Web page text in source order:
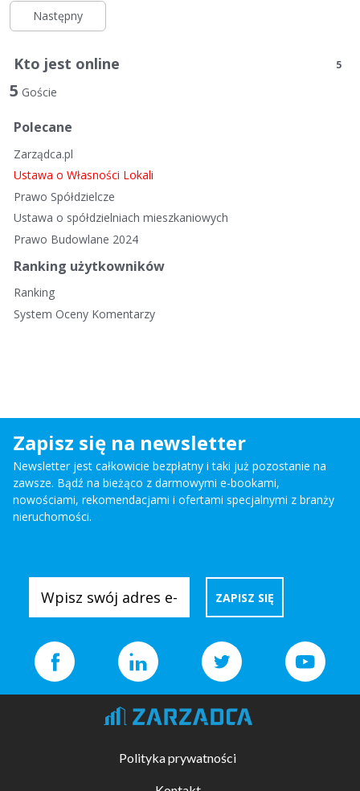
Następny
Kto jest online 5
5 Goście
Polecane
Zarządca.pl
Ustawa o Własności Lokali
Prawo Spółdzielcze
Ustawa o spółdzielniach mieszkaniowych
Prawo Budowlane 2024
Ranking użytkowników
Ranking
System Oceny Komentarzy
Zapisz się na newsletter
Newsletter jest całkowicie bezpłatny i taki już pozostanie na
zawsze. Bądź na bieżąco z darmowymi e-bookami,
nowościami, rekomendacjami i ofertami specjalnymi z branży
nieruchomości.
Polityka prywatności